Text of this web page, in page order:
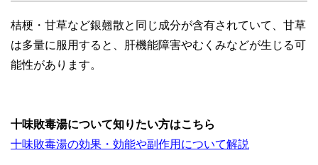
桔梗・甘草など銀翹散と同じ成分が含有されていて、甘草
は多量に服用すると、肝機能障害やむくみなどが生じる可
能性があります。
十味敗毒湯について知りたい方はこちら
十味敗毒湯の効果・効能や副作用について解説